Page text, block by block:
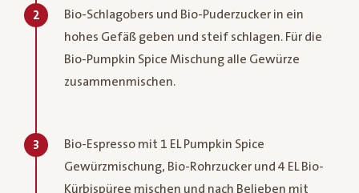
2
Bio-Schlagobers und Bio-Puderzucker in ein
hohes Gefäß geben und steif schlagen. Für die
Bio-Pumpkin Spice Mischung alle Gewürze
zusammenmischen.
3
Bio-Espresso mit 1 EL Pumpkin Spice
Gewürzmischung, Bio-Rohrzucker und 4 EL Bio-
Kürbispüree mischen und nach Belieben mit